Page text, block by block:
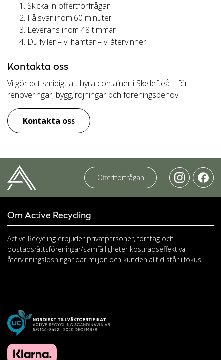
Skicka in offertförfrågan
Få svar inom 60 minuter
Leverans inom 48 timmar
Du fyller – vi hämtar – vi återvinner
Kontakta oss
Vi gör det smidigt att hyra container i Skellefteå – för
renoveringar, bygg, röjningar och föreningsbehov.
Kontakta oss
Offertförfrågan
Om Active Recycling
Active Recycling erbjuder privatpersoner, företag och
bostadsrättsföreningar/samfälligheter kostnadseffektiva
återvinningslösningar där miljön och kunden alltid står i fokus.